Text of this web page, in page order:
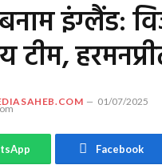
इंग्लैंड:
टीम,
01/07/2025
Facebook